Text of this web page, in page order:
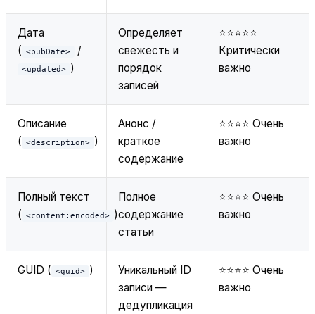
Дата
( <pubDate> /
<updated> )
Определяет
свежесть и
порядок
записей
⭐⭐⭐⭐⭐
Критически
важно
Описание
( <description> )
Анонс /
краткое
содержание
⭐⭐⭐⭐ Очень
важно
Полный текст
( <content:encoded> )
Полное
содержание
статьи
⭐⭐⭐⭐ Очень
важно
GUID ( <guid> )
Уникальный ID
записи —
дедупликация
⭐⭐⭐⭐ Очень
важно